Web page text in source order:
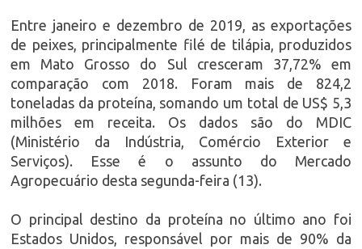
Entre janeiro e dezembro de 2019, as exportações
de peixes, principalmente filé de tilápia, produzidos
em Mato Grosso do Sul cresceram 37,72% em
comparação com 2018. Foram mais de 824,2
toneladas da proteína, somando um total de US$ 5,3
milhões em receita. Os dados são do MDIC
(Ministério da Indústria, Comércio Exterior e
Serviços). Esse é o assunto do Mercado
Agropecuário desta segunda-feira (13).
O principal destino da proteína no último ano foi
Estados Unidos, responsável por mais de 90% da